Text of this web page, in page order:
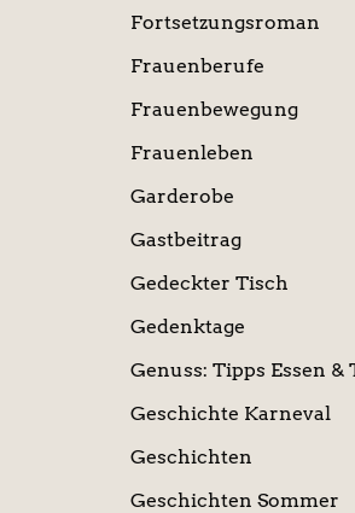
Fortsetzungsroman
Frauenberufe
Frauenbewegung
Frauenleben
Garderobe
Gastbeitrag
Gedeckter Tisch
Gedenktage
Genuss: Tipps Essen
Geschichte Karneval
Geschichten
Geschichten Sommer